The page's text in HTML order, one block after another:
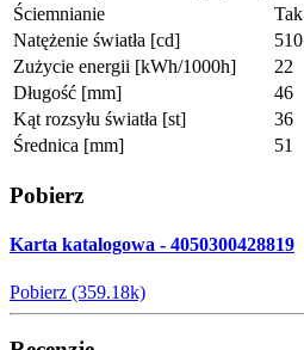
Ściemnianie
Tak
Natężenie światła [cd]
510
Zużycie energii [kWh/1000h]
22
Długość [mm]
46
Kąt rozsyłu światła [st]
36
Średnica [mm]
51
Pobierz
Karta katalogowa - 4050300428819
Pobierz (359.18k)